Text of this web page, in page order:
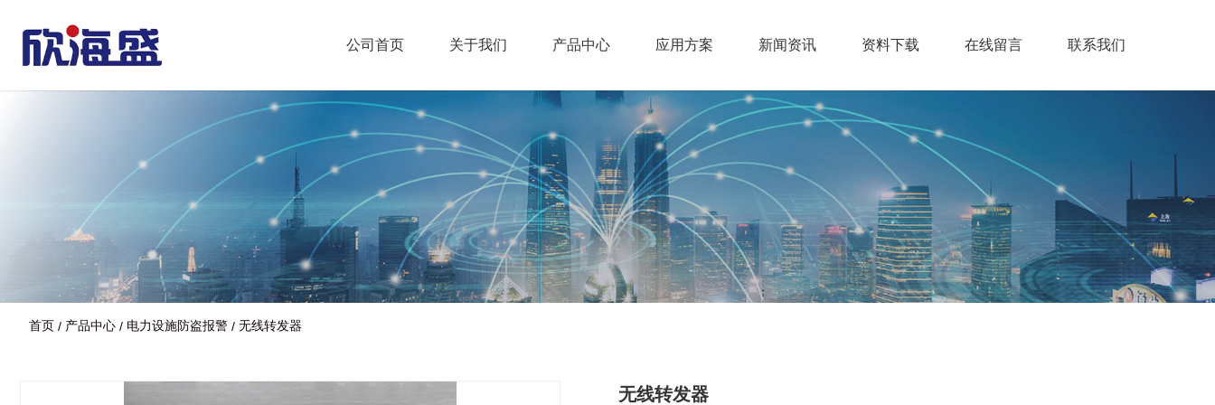
公司首页 关于我们 产品中心 应用方案 新闻资讯 资料下载 在线留言 联系我们
首页 / 产品中心 / 电力设施防盗报警 / 无线转发器
无线转发器